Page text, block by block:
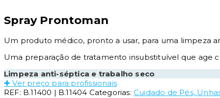
Spray Prontoman
Um produto médico, pronto a usar, para uma limpeza
Uma preparação de tratamento insubstituível que age
Limpeza anti-séptica e trabalho seco
✚ Ver preço para profissionais
REF: B.11400 | B.11404 Categorias:Cuidado de Pés,